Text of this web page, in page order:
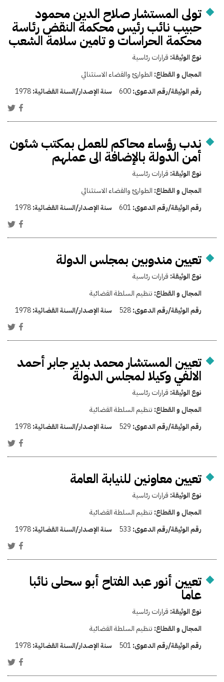
تولى المستشار صلاح الدين محمود
حبيب نائب رئيس محكمة النقض رئاسة
محكمة الحراسات و تامين سلامة الشعب
نوع الوثيقة: قرارات رئاسية
المجال و القطاع: الطوارئ والقضاء الاستثنائي
رقم الوثيقة/رقم الدعوى:600 سنة الإصدار/السنة القضائية:1978
ندب رؤساء محاكم للعمل بمكتب شئون
أمن الدولة بالإضافة الى عملهم
نوع الوثيقة: قرارات رئاسية
المجال و القطاع: الطوارئ والقضاء الاستثنائي
رقم الوثيقة/رقم الدعوى: 601 سنة الإصدار/السنة القضائية:1978
تعيين مندوبين بمجلس الدولة
نوع الوثيقة: قرارات رئاسية
المجال و القطاع: تنظيم السلطة القضائية
رقم الوثيقة/رقم الدعوى:528 سنة الإصدار/السنة القضائية:1978
تعيين المستشار محمد بدير جابر أحمد
الالفي وكيلا لمجلس الدولة
نوع الوثيقة: قرارات رئاسية
المجال و القطاع: تنظيم السلطة القضائية
رقم الوثيقة/رقم الدعوى: 529 سنة الإصدار/السنة القضائية:1978
تعيين معاونين للنيابة العامة
نوع الوثيقة: قرارات رئاسية
المجال و القطاع: تنظيم السلطة القضائية
رقم الوثيقة/رقم الدعوى: 533 سنة الإصدار/السنة القضائية:1978
تعيين أنور عبد الفتاح أبو سحلى نائبا
عاما
نوع الوثيقة: قرارات رئاسية
المجال و القطاع: تنظيم السلطة القضائية
رقم الوثيقة/رقم الدعوى: 501 سنة الإصدار/السنة القضائية:1978